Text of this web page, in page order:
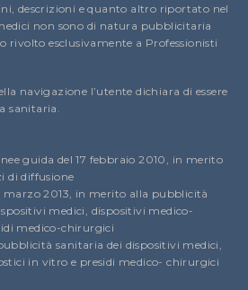
descrizioni e quanto altro riportato nel
non sono di natura pubblicitaria
esclusivamente a Professionisti
navigazione l’utente dichiara di essere
sanitaria.
guida del 17 febbraio 2010, in merito
di diffusione
marzo 2013, in merito alla pubblicità
medici, dispositivi medico-
medico-chirurgici
sanitaria dei dispositivi medici,
in vitro e presidi medico- chirurgici